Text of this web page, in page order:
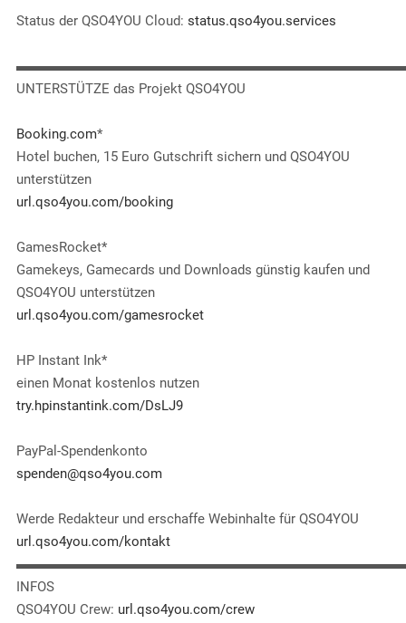
Status der QSO4YOU Cloud: status.qso4you.services
UNTERSTÜTZE das Projekt QSO4YOU
Booking.com*
Hotel buchen, 15 Euro Gutschrift sichern und QSO4YOU
unterstützen
url.qso4you.com/booking
GamesRocket*
Gamekeys, Gamecards und Downloads günstig kaufen und
QSO4YOU unterstützen
url.qso4you.com/gamesrocket
HP Instant Ink*
einen Monat kostenlos nutzen
try.hpinstantink.com/DsLJ9
PayPal-Spendenkonto
spenden@qso4you.com
Werde Redakteur und erschaffe Webinhalte für QSO4YOU
url.qso4you.com/kontakt
INFOS
QSO4YOU Crew: url.qso4you.com/crew